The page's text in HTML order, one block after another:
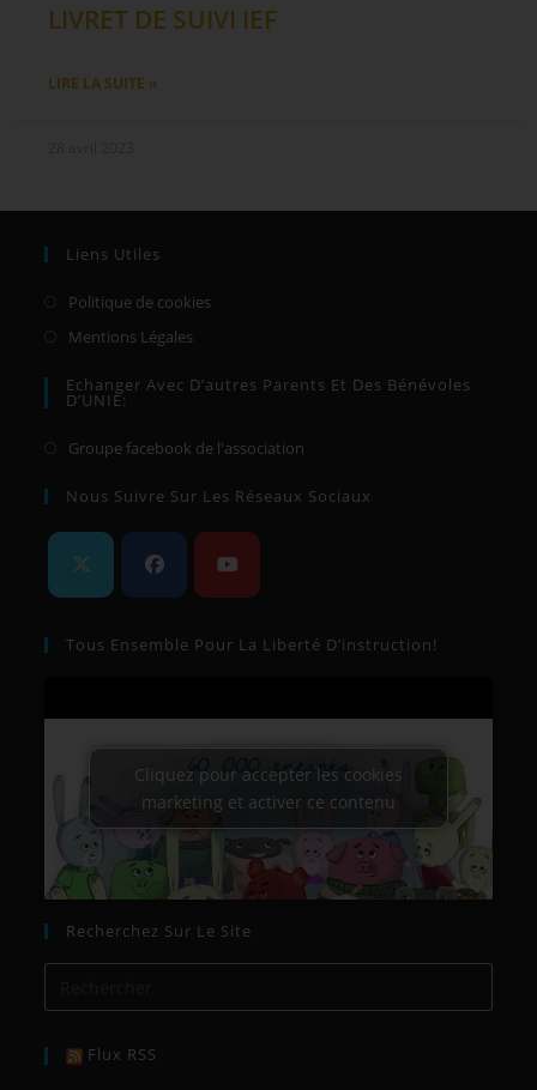
LIVRET DE SUIVI IEF
LIRE LA SUITE »
Liens Utiles
Politique de cookies
Mentions Légales
Echanger Avec D’autres Parents Et Des Bénévoles
D’UNIE:
Groupe facebook de l'association
Nous Suivre Sur Les Réseaux Sociaux
Tous Ensemble Pour La Liberté D’instruction!
Cliquez pour accepter les cookies
marketing et activer ce contenu
Recherchez Sur Le Site
Flux RSS